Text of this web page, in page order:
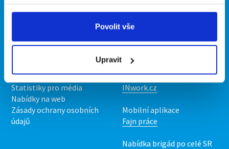
Povolit vše
Upravit
Kontakt
Upravit předvolby cookies
Statistiky pro média
Nabídky na web
Zásady ochrany osobních
údajů
Naše další projekty
Mobilní aplikace
Nabídka práce z celé ČR
INwork.cz
Mobilní aplikace
Fajn práce
Nabídka brigád po celé SR